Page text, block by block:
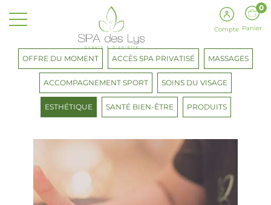
Compte
0
Panier
OFFRE DU MOMENT ACCÈS SPA PRIVATISÉ MASSAGES
ACCOMPAGNEMENT SPORT SOINS DU VISAGE
ESTHÉTIQUE SANTÉ BIEN-ÊTRE PRODUITS